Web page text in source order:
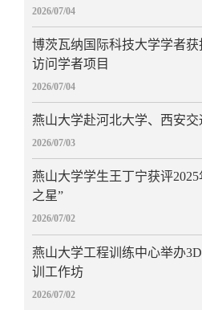
2026/07/04
博茨瓦纳国际科技大学学者
访问学者项目
2026/07/04
燕山大学赴河北大学、西安
2026/07/03
燕山大学学生王丁宁获评
之星”
2026/07/02
燕山大学工程训练中心举办
训工作坊
2026/07/02